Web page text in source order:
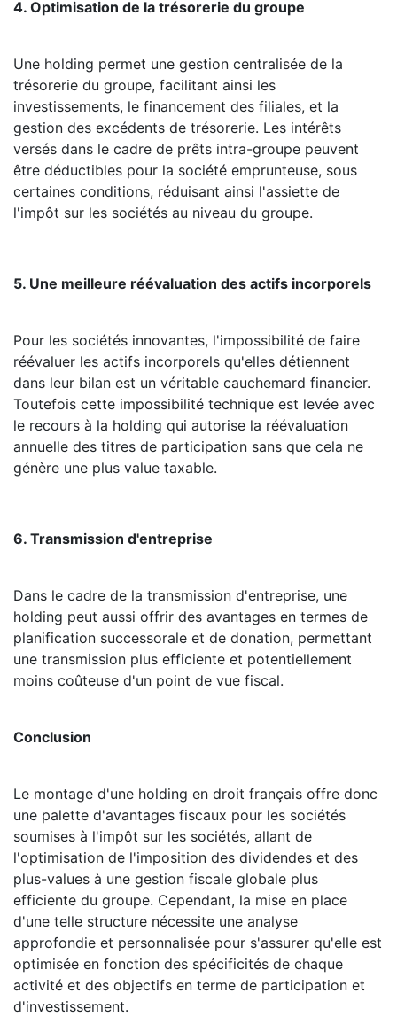
4. Optimisation de la trésorerie du groupe
Une holding permet une gestion centralisée de la
trésorerie du groupe, facilitant ainsi les
investissements, le financement des filiales, et la
gestion des excédents de trésorerie. Les intérêts
versés dans le cadre de prêts intra-groupe peuvent
être déductibles pour la société emprunteuse, sous
certaines conditions, réduisant ainsi l'assiette de
l'impôt sur les sociétés au niveau du groupe.
5. Une meilleure réévaluation des actifs incorporels
Pour les sociétés innovantes, l'impossibilité de faire
réévaluer les actifs incorporels qu'elles détiennent
dans leur bilan est un véritable cauchemard financier.
Toutefois cette impossibilité technique est levée avec
le recours à la holding qui autorise la réévaluation
annuelle des titres de participation sans que cela ne
génère une plus value taxable.
6. Transmission d'entreprise
Dans le cadre de la transmission d'entreprise, une
holding peut aussi offrir des avantages en termes de
planification successorale et de donation, permettant
une transmission plus efficiente et potentiellement
moins coûteuse d'un point de vue fiscal.
Conclusion
Le montage d'une holding en droit français offre donc
une palette d'avantages fiscaux pour les sociétés
soumises à l'impôt sur les sociétés, allant de
l'optimisation de l'imposition des dividendes et des
plus-values à une gestion fiscale globale plus
efficiente du groupe. Cependant, la mise en place
d'une telle structure nécessite une analyse
approfondie et personnalisée pour s'assurer qu'elle est
optimisée en fonction des spécificités de chaque
activité et des objectifs en terme de participation et
d'investissement.